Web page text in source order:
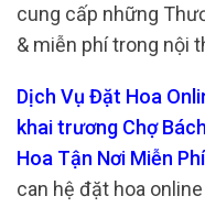
cung cấp những
& miễn phí trong nội
Dịch Vụ Đặt Hoa
khai trương Chợ
Hoa Tận Nơi Miễn Phí
can hệ đặt hoa